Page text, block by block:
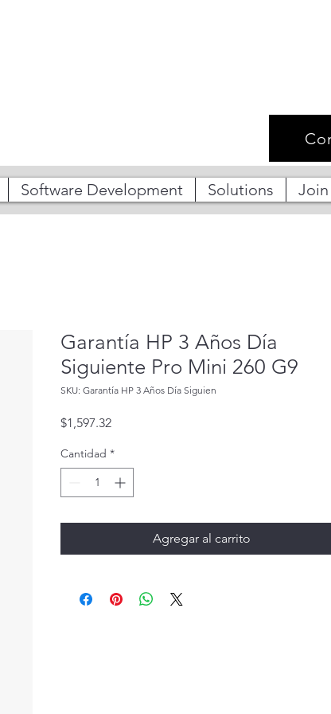
Software Development Solutions Join
Garantía HP 3 Años Día
Siguiente Pro Mini 260 G9
SKU: Garantía HP 3 Años Día Siguien
$1,597.32Precio
Cantidad *
Agregar al carrito